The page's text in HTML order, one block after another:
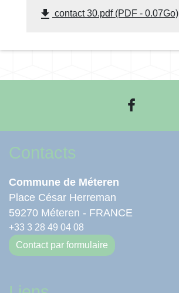
file_download contact 30.pdf (PDF - 0.07Go)
Contacts
Commune de Méteren
Place César Herreman
59270 Méteren - FRANCE
+33 3 28 49 04 08
Contact par formulaire